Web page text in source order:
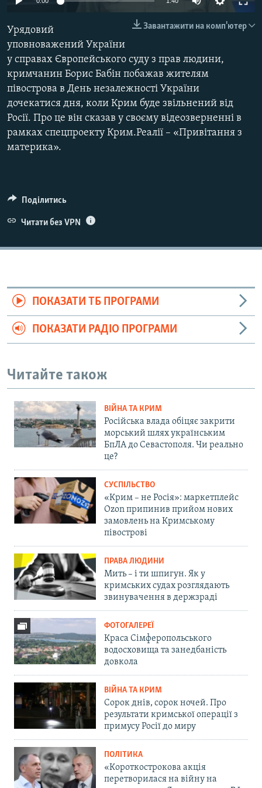
СВІДЧЕННЯ ОКУПАЦІЇ
УКРАЇНСЬКА ПРОБЛЕМА КРИМУ
ІНФОГРАФІКА
Qırımtatar
ДОЛУЧАЙСЯ!
Усі сайти RFE/RL
Завантажити на комп'ютер
Урядовий
уповноважений України
у справах Європейського суду з прав людини,
кримчанин Борис Бабін побажав жителям
півострова в День незалежності України
дочекатися дня, коли Крим буде звільнений від
Росії. Про це він сказав у своєму відеозверненні в
рамках спецпроекту Крим.Реалії – «Привітання з
материка».
Поділитись
Читати без VPN
ПОКАЗАТИ ТБ ПРОГРАМИ
ПОКАЗАТИ РАДІО ПРОГРАМИ
Читайте також
ВІЙНА ТА КРИМ
Російська влада обіцяє закрити
морський шлях українським
БпЛА до Севастополя. Чи реально
це?
СУСПІЛЬСТВО
«Крим – не Росія»: маркетплейс
Ozon припинив прийом нових
замовлень на Кримському
півострові
ПРАВА ЛЮДИНИ
Мить – і ти шпигун. Як у
кримських судах розглядають
звинувачення в держзраді
ФОТОГАЛЕРЕЇ
Краса Сімферопольського
водосховища та занедбаність
довкола
ВІЙНА ТА КРИМ
Сорок днів, сорок ночей. Про
результати кримської операції з
примусу Росії до миру
ПОЛІТИКА
«Короткострокова акція
перетворилася на війну на